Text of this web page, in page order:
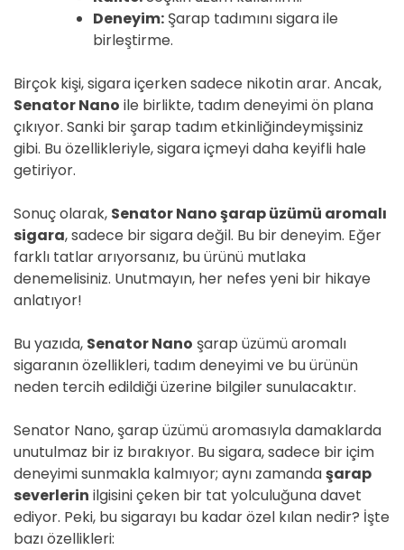
Deneyim: Şarap tadımını sigara ile
birleştirme.
Birçok kişi, sigara içerken sadece nikotin arar. Ancak,
Senator Nano ile birlikte, tadım deneyimi ön plana
çıkıyor. Sanki bir şarap tadım etkinliğindeymişsiniz
gibi. Bu özellikleriyle, sigara içmeyi daha keyifli hale
getiriyor.
Sonuç olarak, Senator Nano şarap üzümü aromalı
sigara, sadece bir sigara değil. Bu bir deneyim. Eğer
farklı tatlar arıyorsanız, bu ürünü mutlaka
denemelisiniz. Unutmayın, her nefes yeni bir hikaye
anlatıyor!
Bu yazıda, Senator Nano şarap üzümü aromalı
sigaranın özellikleri, tadım deneyimi ve bu ürünün
neden tercih edildiği üzerine bilgiler sunulacaktır.
Senator Nano, şarap üzümü aromasıyla damaklarda
unutulmaz bir iz bırakıyor. Bu sigara, sadece bir içim
deneyimi sunmakla kalmıyor; aynı zamandaşarap
severlerin ilgisini çeken bir tat yolculuğuna davet
ediyor. Peki, bu sigarayı bu kadar özel kılan nedir? İşte
bazı özellikleri: